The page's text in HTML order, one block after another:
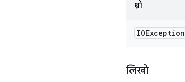
थ्रो
IOException
लिखो